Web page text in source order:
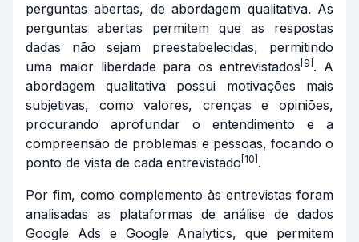
perguntas abertas, de abordagem qualitativa. As
perguntas abertas permitem que as respostas
dadas não sejam preestabelecidas, permitindo
uma maior liberdade para os entrevistados [9] . A
abordagem qualitativa possui motivações mais
subjetivas, como valores, crenças e opiniões,
procurando aprofundar o entendimento e a
compreensão de problemas e pessoas, focando o
ponto de vista de cada entrevistado [10] .
Por fim, como complemento às entrevistas foram
analisadas as plataformas de análise de dados
Google Ads e Google Analytics, que permitem